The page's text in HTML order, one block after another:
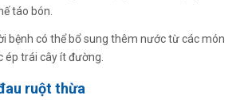
táo bón.
bệnh có thể bổ sung thêm nước từ các món
ép trái cây ít đường.
ruột thừa